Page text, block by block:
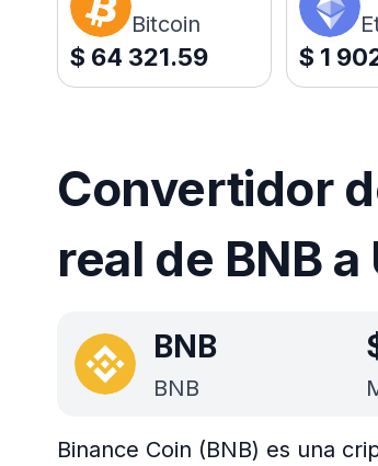
Bitcoin
$ 64 321.59 $ 1
Convertidor
real de BNB a
BNB
BNB
Binance Coin (BNB) es una